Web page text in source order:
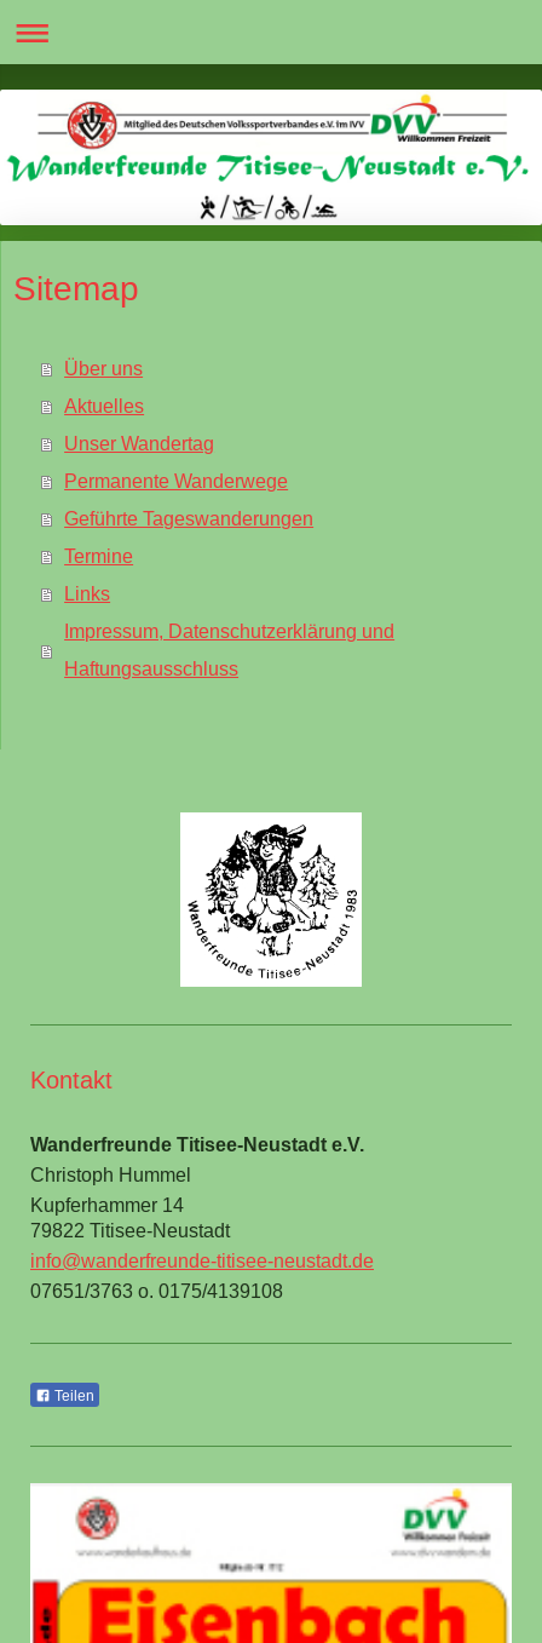
Sitemap
Über uns
Aktuelles
Unser Wandertag
Permanente Wanderwege
Geführte Tageswanderungen
Termine
Links
Impressum, Datenschutzerklärung und
Haftungsausschluss
Kontakt
Wanderfreunde Titisee-Neustadt e.V.
Christoph Hummel
Kupferhammer 14
79822 Titisee-Neustadt
info@wanderfreunde-titisee-neustadt.de
07651/3763 o. 0175/4139108
Teilen